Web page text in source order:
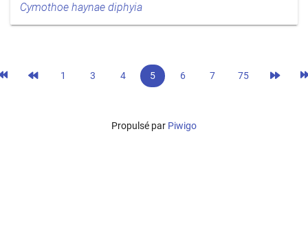
Cymothoe haynae diphyia
1 3 4 5 6 7 75
Propulsé par Piwigo